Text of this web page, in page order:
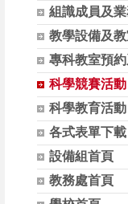
組識成員及
教學設備及
專科教室預
科學競賽活動
科學教育活動
各式表單下載
設備組首頁
教務處首頁